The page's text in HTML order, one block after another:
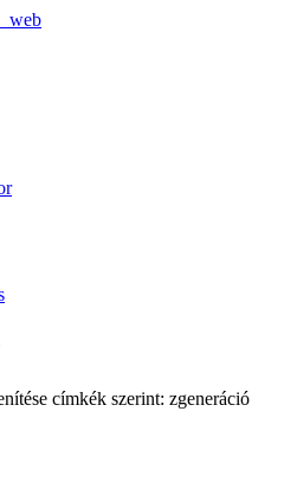
címkék szerint: zgeneráció